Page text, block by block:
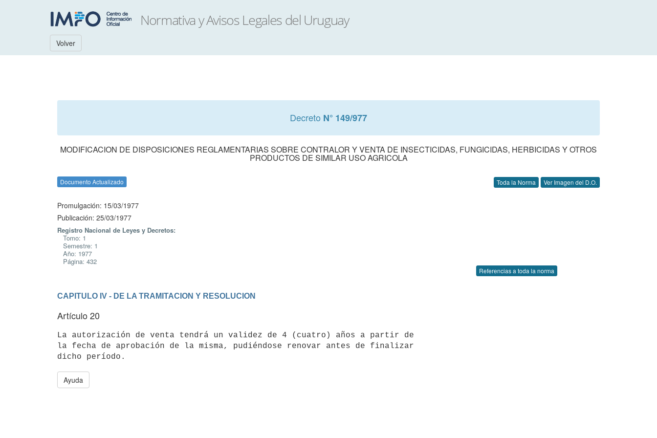
Volver
Decreto N° 149/977
MODIFICACION DE DISPOSICIONES REGLAMENTARIAS SOBRE CONTRALOR Y VENTA DE INSECTICIDAS, FUNGICIDAS, HERBICIDAS Y OTROS
PRODUCTOS DE SIMILAR USO AGRICOLA
Documento Actualizado Toda la Norma Ver Imagen del D.O.
Promulgación: 15/03/1977
Publicación: 25/03/1977
Registro Nacional de Leyes y Decretos:
Tomo: 1
Semestre: 1
Año: 1977
Página: 432
Referencias a toda la norma
CAPITULO IV - DE LA TRAMITACION Y RESOLUCION
Artículo 20
La autorización de venta tendrá un validez de 4 (cuatro) años a partir de
la fecha de aprobación de la misma, pudiéndose renovar antes de finalizar
Ayuda